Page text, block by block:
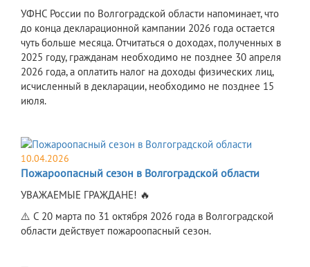
УФНС России по Волгоградской области напоминает, что
до конца декларационной кампании 2026 года остается
чуть больше месяца. Отчитаться о доходах, полученных в
2025 году, гражданам необходимо не позднее 30 апреля
2026 года, а оплатить налог на доходы физических лиц,
исчисленный в декларации, необходимо не позднее 15
июля.
10.04.2026
Пожароопасный сезон в Волгоградской области
УВАЖАЕМЫЕ ГРАЖДАНЕ! 🔥
⚠️ С 20 марта по 31 октября 2026 года в Волгоградской
области действует пожароопасный сезон.